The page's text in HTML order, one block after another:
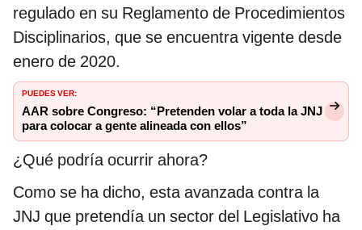
regulado en su Reglamento de Procedimientos
Disciplinarios, que se encuentra vigente desde
enero de 2020.
PUEDES VER:
AAR sobre Congreso: “Pretenden volar a toda la JNJ
para colocar a gente alineada con ellos”
¿Qué podría ocurrir ahora?
Como se ha dicho, esta avanzada contra la
JNJ que pretendía un sector del Legislativo ha